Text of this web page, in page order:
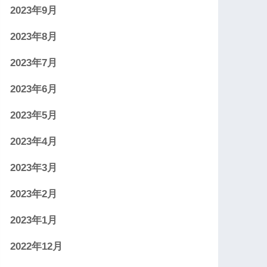
2023年9月
2023年8月
2023年7月
2023年6月
2023年5月
2023年4月
2023年3月
2023年2月
2023年1月
2022年12月